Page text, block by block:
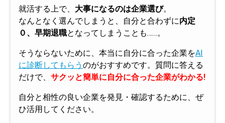
就活する上で、 大事になるのは企業選び。
なんとなく選んでしまうと、自分と合わずに内定
０、早期退職となってしまうことも……。
そうならないために、本当に自分に合った企業をAI
に診断してもらう のがおすすめです。質問に答える
だけで、 サクッと簡単に自分に合った企業がわかる!
自分と相性の良い企業を発見・確認するために、ぜ
ひ活用してください。